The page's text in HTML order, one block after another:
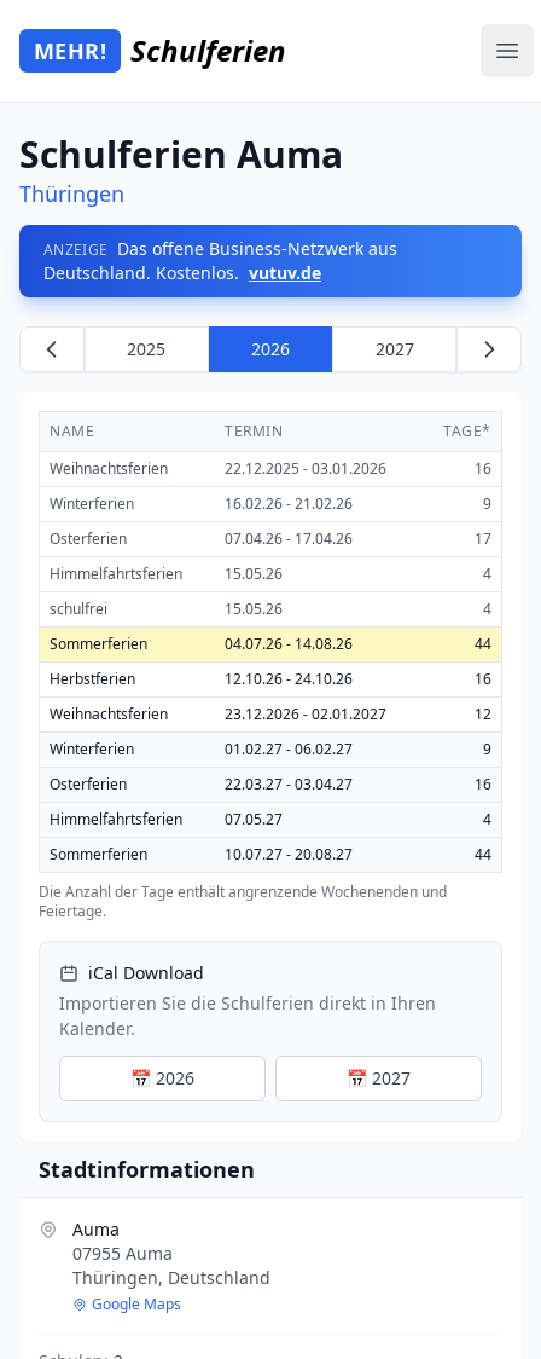
Zum Hauptinhalt springen
Mehr Schulferien
MEHR! Schulferien
Schulferien Auma
Thüringen
ANZEIGE Das offene Business-Netzwerk aus
Deutschland. Kostenlos. vutuv.de
2025 2026 2027
NAME TERMIN
TAGE*
Weihnachtsferien
22.12.2025 - 03.01.2026
16
Winterferien
16.02.26 - 21.02.26
9
Osterferien
07.04.26 - 17.04.26
17
Himmelfahrtsferien
15.05.26
4
schulfrei
15.05.26
4
Sommerferien
04.07.26 - 14.08.26
44
Herbstferien
12.10.26 - 24.10.26
16
Weihnachtsferien
23.12.2026 - 02.01.2027
12
Winterferien
01.02.27 - 06.02.27
9
Osterferien
22.03.27 - 03.04.27
16
Himmelfahrtsferien
07.05.27
4
Sommerferien
10.07.27 - 20.08.27
44
Die Anzahl der Tage enthält angrenzende Wochenenden und
Feiertage.
iCal Download
Importieren Sie die Schulferien direkt in Ihren
Kalender.
📅 2026 📅 2027
Stadtinformationen
Auma
07955 Auma
Thüringen, Deutschland
Google Maps